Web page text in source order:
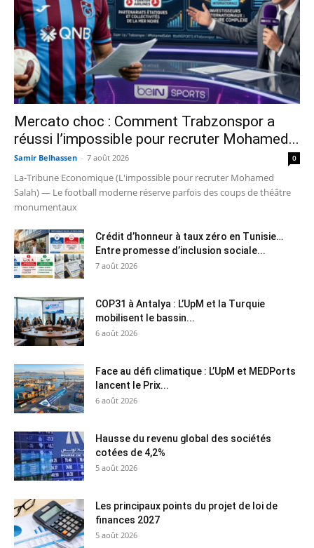
Mercato choc : Comment Trabzonspor a
réussi l’impossible pour recruter Mohamed...
Samir Belhassen - 7 août 2026 0
La-Tribune Economique (L'impossible pour recruter Mohamed
Salah) — Le football moderne réserve parfois des coups de théâtre
monumentaux
Crédit d’honneur à taux zéro en Tunisie…
Entre promesse d’inclusion sociale...
7 août 2026
COP31 à Antalya : L’UpM et la Turquie
mobilisent le bassin...
6 août 2026
Face au défi climatique : L’UpM et MEDPorts
lancent le Prix...
6 août 2026
Hausse du revenu global des sociétés
cotées de 4,2%
5 août 2026
Les principaux points du projet de loi de
finances 2027
5 août 2026